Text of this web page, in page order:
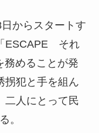
からスタートす
ESCAPE それ
務めることが発
拐犯と手を組ん
二人にとって民
。